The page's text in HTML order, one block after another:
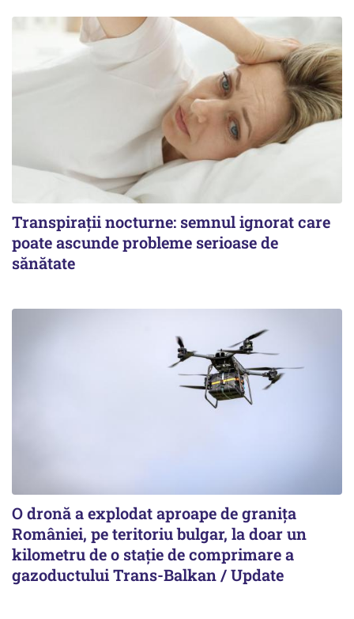
Transpirații nocturne: semnul ignorat care
poate ascunde probleme serioase de
sănătate
O dronă a explodat aproape de granița
României, pe teritoriu bulgar, la doar un
kilometru de o stație de comprimare a
gazoductului Trans-Balkan / Update